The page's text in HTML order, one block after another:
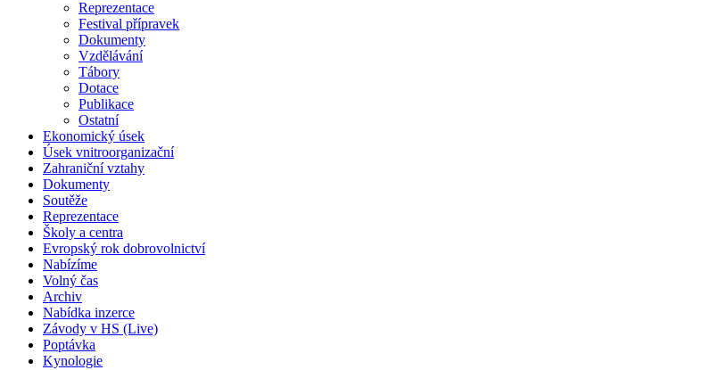
Reprezentace
Festival přípravek
Dokumenty
Vzdělávání
Tábory
Dotace
Publikace
Ostatní
Ekonomický úsek
Úsek vnitroorganizační
Zahraniční vztahy
Dokumenty
Soutěže
Reprezentace
Školy a centra
Evropský rok dobrovolnictví
Nabízíme
Volný čas
Archiv
Nabídka inzerce
Závody v HS (Live)
Poptávka
Kynologie